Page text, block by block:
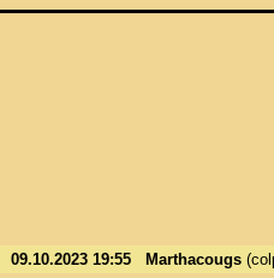
09.10.2023 19:55 Marthacougs